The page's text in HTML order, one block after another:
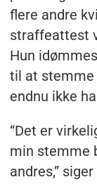
flere andre
straffeattest
Hun
til at stemme
endnu ikke
“Det er
min stemme
andres,”